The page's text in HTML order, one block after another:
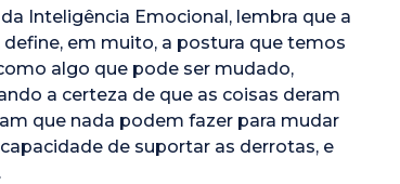
Inteligência Emocional, lembra que a
em muito, a postura que temos
algo que pode ser mudado,
a certeza de que as coisas deram
que nada podem fazer para mudar
de suportar as derrotas, e